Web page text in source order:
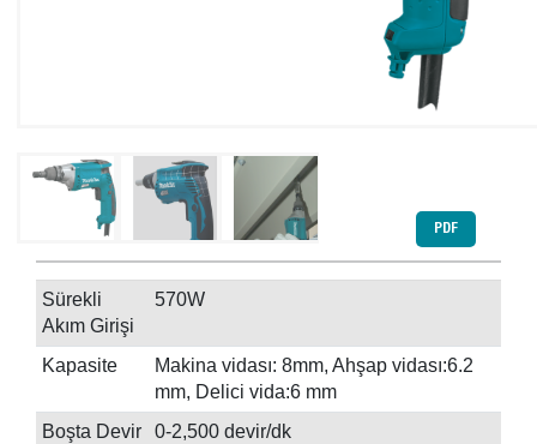
PDF
Sürekli
Akım Girişi
570W
Kapasite
Makina vidası: 8mm, Ahşap vidası:6.2
mm, Delici vida:6 mm
Boşta Devir
0-2,500 devir/dk